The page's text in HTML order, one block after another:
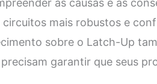
as causas e as
mais robustos e
sobre o Latch-Up
garantir que seus